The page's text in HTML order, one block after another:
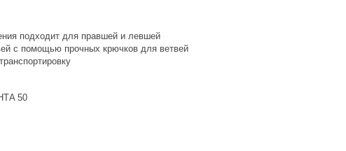
подходит для правшей и левшей
с помощью прочных крючков для ветвей
50